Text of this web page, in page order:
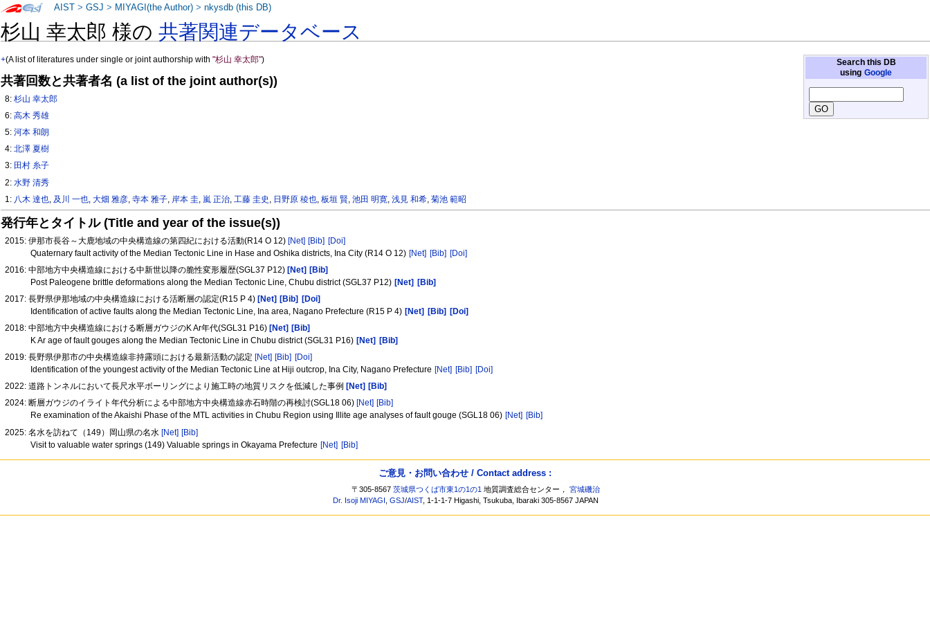
杉山 幸太郎 様の共著関連データベース
Search this DB
using Google
+(A list of literatures under single or joint authorship with"杉山 幸太郎")
共著回数と共著者名 (a list of the joint author(s))
8:杉山 幸太郎
6:高木 秀雄
5:河本 和朗
4:北澤 夏樹
3: 田村 糸子
2:水野 清秀
1: 八木 達也 及川 一也 ,大畑 雅彦 ,寺本 雅子 岸本 圭 嵐 正治 工藤 圭史 日野原 稜也 ,板垣 賢 ,池田 明寛 ,浅見 和希 ,菊池 範昭
発行年とタイトル (Title and year of the issue(s))
2015: 伊那市長谷～大鹿地域の中央構造線の第四紀における活動(R14 O 12) [Net] [Bib] [Doi]
Quaternary fault activity of the Median Tectonic Line in Hase and Oshika districts, Ina City (R14 O 12) [Net] [Bib] [Doi]
2016: 中部地方中央構造線における中新世以降の脆性変形履歴(SGL37 P12) [Net] [Bib]
Post Paleogene brittle deformations along the Median Tectonic Line, Chubu district (SGL37 P12) [Net]
[Bib]
2017: 長野県伊那地域の中央構造線における活断層の認定(R15 P 4) [Net] [Bib]
[Doi]
Identification of active faults along the Median Tectonic Line, Ina area, Nagano Prefecture (R15 P 4) [Net] [Bib]
[Doi]
2018: 中部地方中央構造線における断層ガウジのK Ar年代(SGL31 P16) [Net] [Bib]
K Ar age of fault gouges along the Median Tectonic Line in Chubu district (SGL31 P16) [Net]
[Bib]
2019: 長野県伊那市の中央構造線非持露頭における最新活動の認定 [Net] [Bib] [Doi]
Identification of the youngest activity of the Median Tectonic Line at Hiji outcrop, Ina City, Nagano Prefecture [Net] [Bib] [Doi]
2022: 道路トンネルにおいて長尺水平ボーリングにより施工時の地質リスクを低減した事例 [Net] [Bib]
2024: 断層ガウジのイライト年代分析による中部地方中央構造線赤石時階の再検討(SGL18 06) [Net] [Bib]
Re examination of the Akaishi Phase of the MTL activities in Chubu Region using Illite age analyses of fault gouge (SGL18 06) [Net] [Bib]
2025: 名水を訪ねて（149）岡山県の名水[Net] [Bib]
Visit to valuable water springs (149) Valuable springs in Okayama Prefecture [Net] [Bib]
AIST >GSJ > MIYAGI(the Author) >nkysdb (this DB)
ご意見・お問い合わせ / Contact address :
〒305-8567茨城県つくば市東1の1の1 地質調査総合センター，宮城磯治
Dr. Isoji MIYAGI ,GSJ/AIST, 1-1-1-7 Higashi, Tsukuba, Ibaraki 305-8567 JAPAN